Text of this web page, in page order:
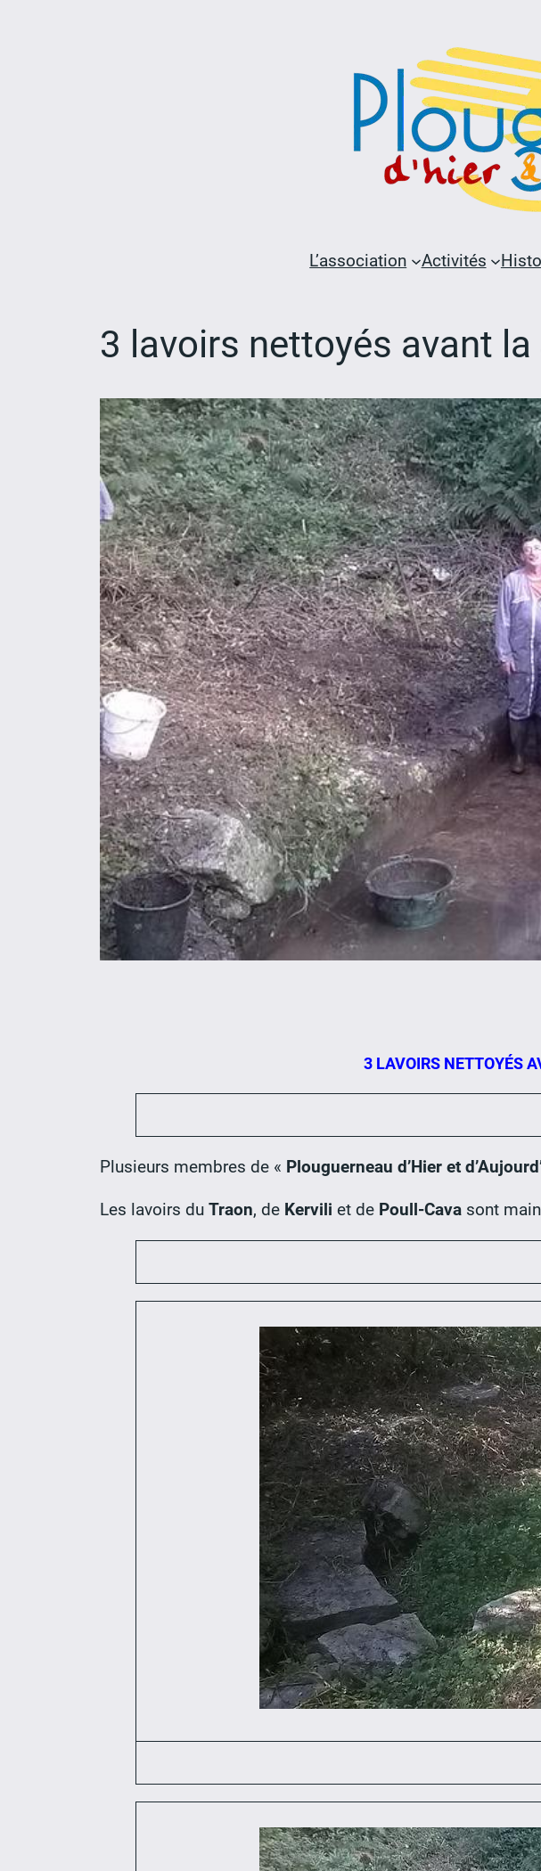
L’association Activités
3 lavoirs nettoyés avant
3 LAVOIRS NETTOYÉS
Plusieurs membres de « Plouguerneau d’Hier et
Les lavoirs du Traon, de Kervili et de Poull-Cava sont